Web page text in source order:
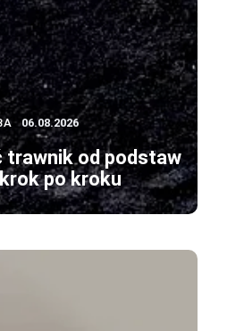
06.08.2026
trawnik od podstaw
po kroku